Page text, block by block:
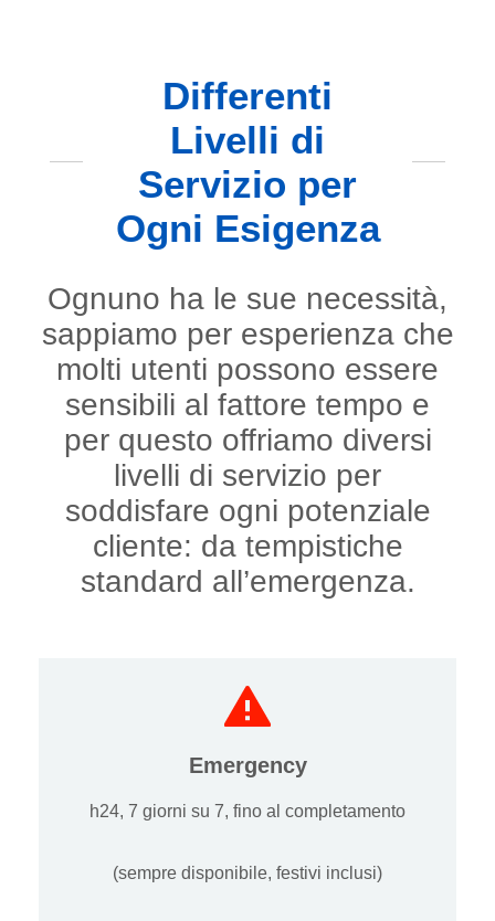
Differenti
Livelli di
Servizio per
Ogni Esigenza
Ognuno ha le sue necessità,
sappiamo per esperienza che
molti utenti possono essere
sensibili al fattore tempo e
per questo offriamo diversi
livelli di servizio per
soddisfare ogni potenziale
cliente: da tempistiche
standard all’emergenza.
Emergency
h24, 7 giorni su 7, fino al completamento
(sempre disponibile, festivi inclusi)